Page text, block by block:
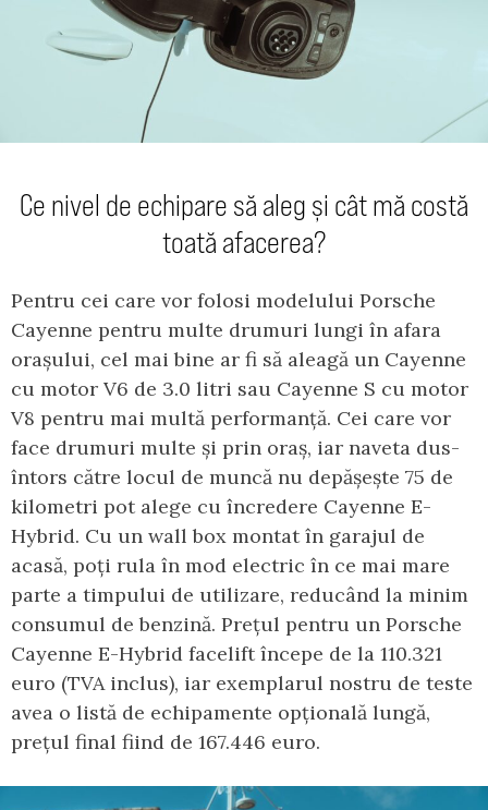
Ce nivel de echipare să aleg și cât mă costă
toată afacerea?
Pentru cei care vor folosi modelului Porsche
Cayenne pentru multe drumuri lungi în afara
orașului, cel mai bine ar fi să aleagă un Cayenne
cu motor V6 de 3.0 litri sau Cayenne S cu motor
V8 pentru mai multă performanță. Cei care vor
face drumuri multe și prin oraș, iar naveta dus-
întors către locul de muncă nu depășește 75 de
kilometri pot alege cu încredere Cayenne E-
Hybrid. Cu un wall box montat în garajul de
acasă, poți rula în mod electric în ce mai mare
parte a timpului de utilizare, reducând la minim
consumul de benzină. Prețul pentru un Porsche
Cayenne E-Hybrid facelift începe de la 110.321
euro (TVA inclus), iar exemplarul nostru de teste
avea o listă de echipamente opțională lungă,
prețul final fiind de 167.446 euro.